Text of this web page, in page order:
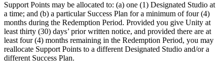
Support Points may be allocated to: (a) one (1) Designated Studio at
a time; and (b) a particular Success Plan for a minimum of four (4)
months during the Redemption Period. Provided you give Unity at
least thirty (30) days’ prior written notice, and provided there are at
least four (4) months remaining in the Redemption Period, you may
reallocate Support Points to a different Designated Studio and/or a
different Success Plan.